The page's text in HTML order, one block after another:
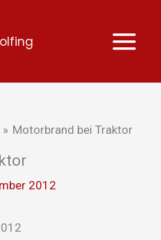
Motorbrand bei Traktor
2012